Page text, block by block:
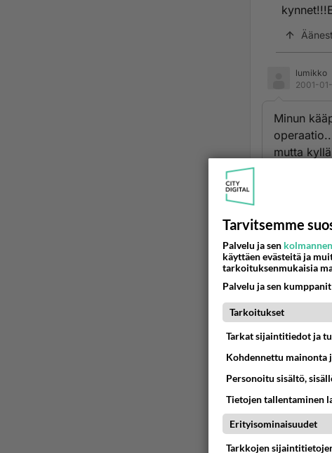
lumikko
2001-
Minun
mutta
sanja
2001-01-
ÄLÄ NYT
VEIKAA
SEN JO
Äänestä
Tarvitsemme
Palvelu ja sen
käyttäen evästeitä ja
tarkoituksenmukaisia
Palvelu ja sen
Tarkoitukset
Tarkat sijaintitiedot ja
Kohdennettu mainonta
Personoitu sisältö,
Tietojen tallentaminen
Erityisominaisuudet
Tarkkojen